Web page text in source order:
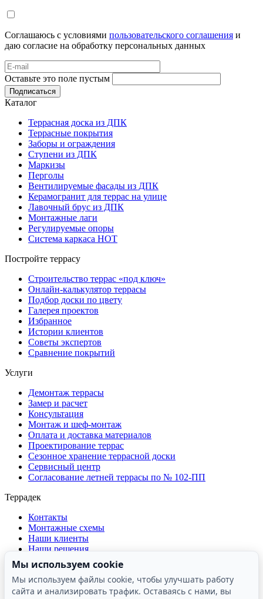
Соглашаюсь с условиями пользовательского соглашения и
даю согласие на обработку персональных данных
Оставьте это поле пустым
Подписаться
Каталог
Террасная доска из ДПК
Террасные покрытия
Заборы и ограждения
Ступени из ДПК
Маркизы
Перголы
Вентилируемые фасады из ДПК
Керамогранит для террас на улице
Лавочный брус из ДПК
Монтажные лаги
Регулируемые опоры
Система каркаса НОТ
Постройте террасу
Строительство террас «под ключ»
Онлайн-калькулятор террасы
Подбор доски по цвету
Галерея проектов
Избранное
Истории клиентов
Советы экспертов
Сравнение покрытий
Услуги
Демонтаж террасы
Замер и расчет
Консультация
Монтаж и шеф-монтаж
Оплата и доставка материалов
Проектирование террас
Сезонное хранение террасной доски
Сервисный центр
Согласование летней террасы по № 102-ПП
Террадек
Контакты
Монтажные схемы
Наши клиенты
Наши решения
Отзывы о компании
Производство
Реквизиты
Мы используем cookie
Мы используем файлы cookie, чтобы улучшать работу
сайта и анализировать трафик. Оставаясь с нами, вы